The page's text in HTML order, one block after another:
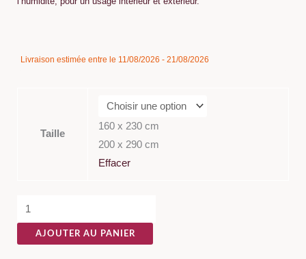
à
Livraison estimée entre le 11/08/2026 - 21/08/2026
Taille
160 x 230 cm
200 x 290 cm
Effacer
de
Multico
AJOUTER AU PANIER